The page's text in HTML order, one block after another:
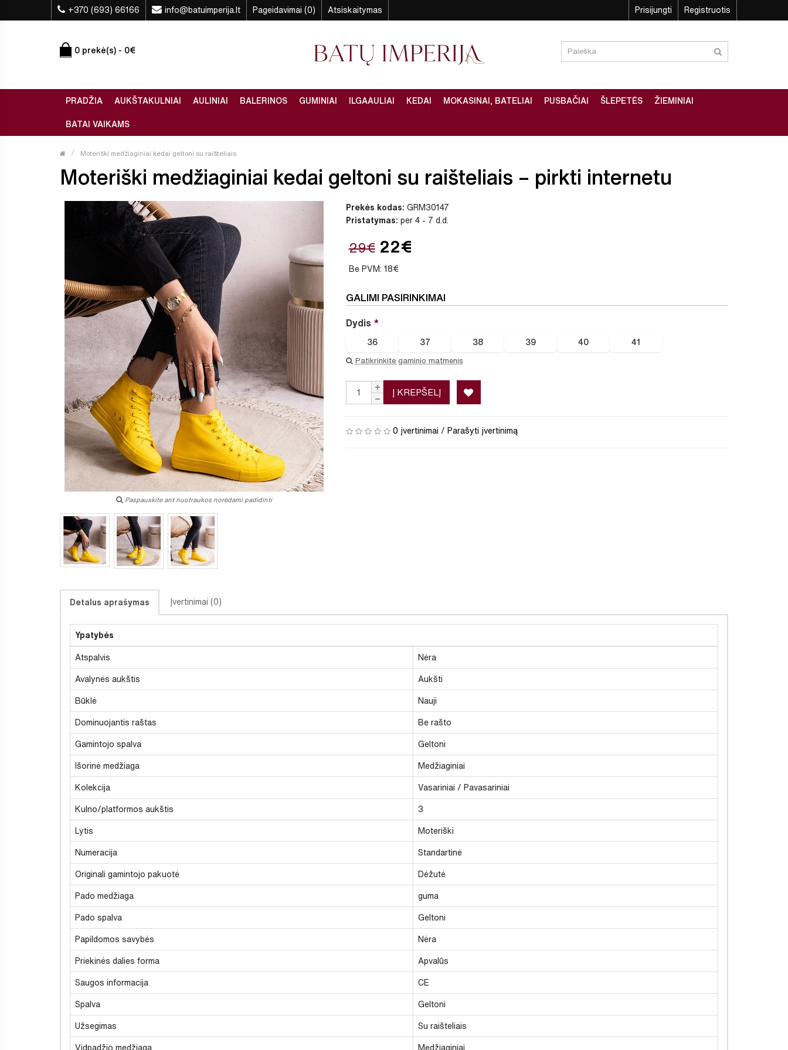
+370 (693) 66166 info@batuimperija.lt Pageidavimai (0) Atsiskaitymas Prisijungti Registruotis
0 prekė(s) - 0€
PRADŽIA AUKŠTAKULNIAI AULINIAI BALERINOS GUMINIAI ILGAAULIAI KEDAI MOKASINAI, BATELIAI PUSBAČIAI ŠLEPETĖS ŽIEMINIAI
BATAI VAIKAMS
Moteriški medžiaginiai kedai geltoni su raišteliais
Moteriški medžiaginiai kedai geltoni su raišteliais – pirkti internetu
Paspauskite ant nuotraukos norėdami padidinti
Prekės kodas: GRM30147
Pristatymas: per 4 - 7 d.d.
29€ 22€
Be PVM: 18€
GALIMI PASIRINKIMAI
Dydis
36 37 38 39 40 41
Patikrinkite gaminio matmenis
Į KREPŠELĮ
0 įvertinimai / Parašyti įvertinimą
Detalus aprašymas Įvertinimai (0)
Ypatybės
Atspalvis Nėra
Avalynės aukštis Aukšti
Būklė Nauji
Dominuojantis raštas Be rašto
Gamintojo spalva Geltoni
Išorinė medžiaga Medžiaginiai
Kolekcija Vasariniai / Pavasariniai
Kulno/platformos aukštis 3
Lytis Moteriški
Numeracija Standartinė
Originali gamintojo pakuotė Dėžutė
Pado medžiaga guma
Pado spalva Geltoni
Papildomos savybės Nėra
Priekinės dalies forma Apvalūs
Saugos informacija CE
Spalva Geltoni
Užsegimas Su raišteliais
Vidpadžio medžiaga Medžiaginiai